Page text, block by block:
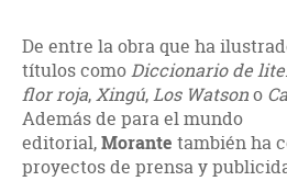
De entre la obra que ha
títulos comoDiccionario de
flor roja,Xingú,Los Watsono
Además de para el mundo
editorial,Morante también ha
proyectos de prensa y